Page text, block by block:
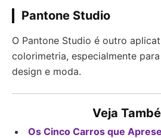
Pantone Studio
O Pantone Studio é outro
colorimetria, especialmente
design e moda.
Veja
Os Cinco Carros que